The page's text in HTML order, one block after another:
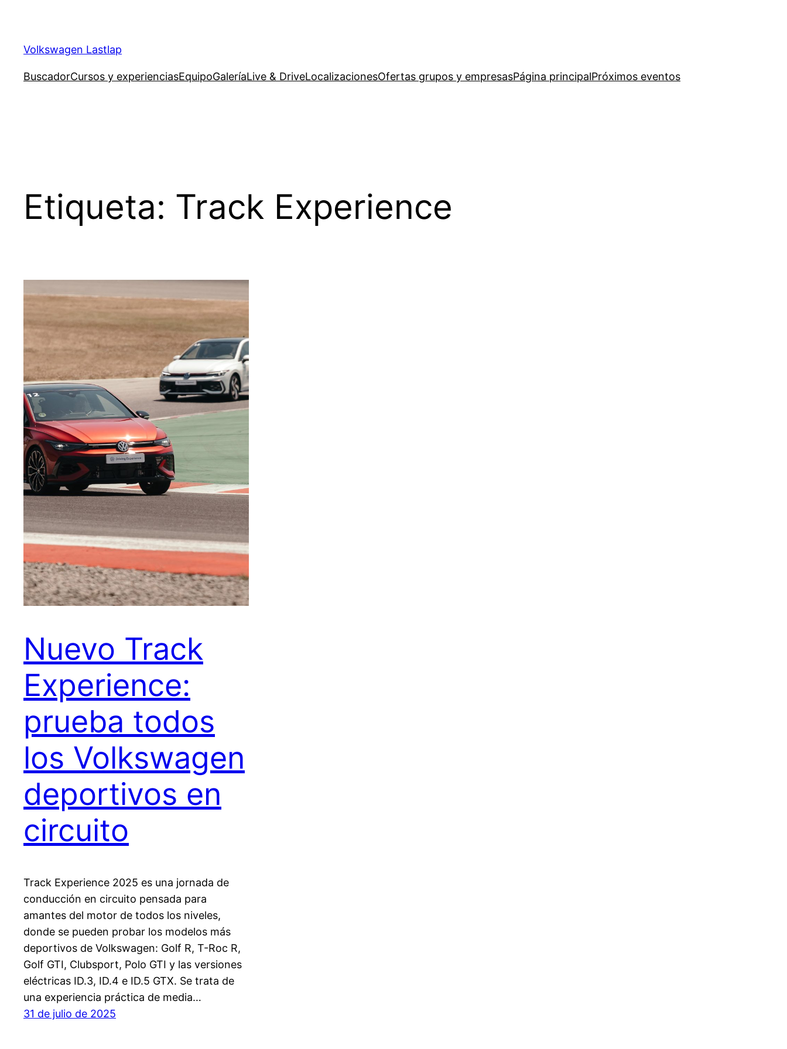
contenido
Volkswagen Lastlap
BuscadorCursos y experienciasEquipoGaleríaLive & DriveLocalizacionesOfertas grupos y empresasPágina principalPróximos eventos
Etiqueta: Track Experience
Nuevo Track
Experience:
prueba todos
los Volkswagen
deportivos en
circuito
Track Experience 2025 es una jornada de
conducción en circuito pensada para
amantes del motor de todos los niveles,
donde se pueden probar los modelos más
deportivos de Volkswagen: Golf R, T-Roc R,
Golf GTI, Clubsport, Polo GTI y las versiones
eléctricas ID.3, ID.4 e ID.5 GTX. Se trata de
una experiencia práctica de media…
31 de julio de 2025